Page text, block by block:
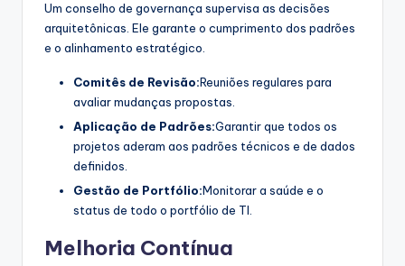
Um conselho de governança supervisa as decisões
arquitetônicas. Ele garante o cumprimento dos padrões
e o alinhamento estratégico.
Comitês de Revisão:Reuniões regulares para
avaliar mudanças propostas.
Aplicação de Padrões:Garantir que todos os
projetos aderam aos padrões técnicos e de dados
definidos.
Gestão de Portfólio:Monitorar a saúde e o
status de todo o portfólio de TI.
Melhoria Contínua